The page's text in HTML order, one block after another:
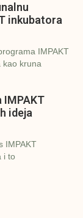
inkubatora
IMPAKT
kao kruna
IMPAKT
ideja
IMPAKT
i to